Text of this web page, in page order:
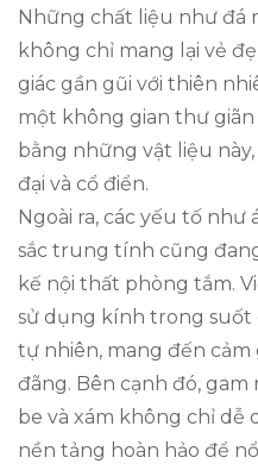
Những chất liệu như đá
không chỉ mang lại vẻ
giác gần gũi với thiên
một không gian thư
bằng những vật liệu
đại và cổ điển.
Ngoài ra, các yếu tố như
sắc trung tính cũng
kế nội thất phòng tắm.
sử dụng kính trong suốt
tự nhiên, mang đến cảm
đãng. Bên cạnh đó,
be và xám không chỉ dễ
nền tảng hoàn hảo để